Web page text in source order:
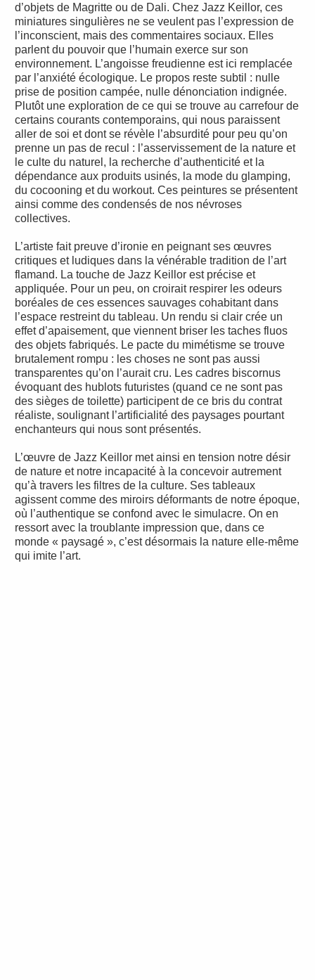
d’objets de Magritte ou de Dali. Chez Jazz Keillor, ces
miniatures singulières ne se veulent pas l’expression de
l’inconscient, mais des commentaires sociaux. Elles
parlent du pouvoir que l’humain exerce sur son
environnement. L’angoisse freudienne est ici remplacée
par l’anxiété écologique. Le propos reste subtil : nulle
prise de position campée, nulle dénonciation indignée.
Plutôt une exploration de ce qui se trouve au carrefour de
certains courants contemporains, qui nous paraissent
aller de soi et dont se révèle l’absurdité pour peu qu’on
prenne un pas de recul : l’asservissement de la nature et
le culte du naturel, la recherche d’authenticité et la
dépendance aux produits usinés, la mode du glamping,
du cocooning et du workout. Ces peintures se présentent
ainsi comme des condensés de nos névroses
collectives.
L’artiste fait preuve d’ironie en peignant ses œuvres
critiques et ludiques dans la vénérable tradition de l’art
flamand. La touche de Jazz Keillor est précise et
appliquée. Pour un peu, on croirait respirer les odeurs
boréales de ces essences sauvages cohabitant dans
l’espace restreint du tableau. Un rendu si clair crée un
effet d’apaisement, que viennent briser les taches fluos
des objets fabriqués. Le pacte du mimétisme se trouve
brutalement rompu : les choses ne sont pas aussi
transparentes qu’on l’aurait cru. Les cadres biscornus
évoquant des hublots futuristes (quand ce ne sont pas
des sièges de toilette) participent de ce bris du contrat
réaliste, soulignant l’artificialité des paysages pourtant
enchanteurs qui nous sont présentés.
L’œuvre de Jazz Keillor met ainsi en tension notre désir
de nature et notre incapacité à la concevoir autrement
qu’à travers les filtres de la culture. Ses tableaux
agissent comme des miroirs déformants de notre époque,
où l’authentique se confond avec le simulacre. On en
ressort avec la troublante impression que, dans ce
monde « paysagé », c’est désormais la nature elle-même
qui imite l’art.